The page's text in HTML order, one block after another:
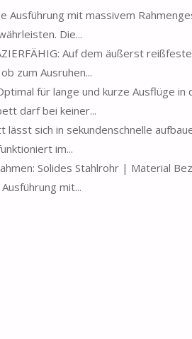
Ausführung mit massivem
Die...
Auf dem äußerst
zum Ausruhen...
für lange und kurze Ausflüge
darf bei keiner...
lässt sich in sekundenschnelle
im...
Solides Stahlrohr | Material
mit...